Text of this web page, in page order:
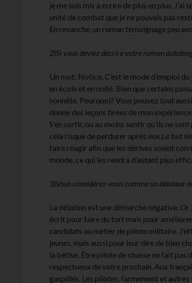
je me suis mis à écrire de plus en plus.
unité de combat que je ne pouvais pas
En revanche, un roman témoignage peu
2)Si vous deviez décrire votre roman
Un mot: Notice. C’est le mode d’emploi
en école et en unité. Bien que certains
honnête. Pourquoi? Vous pouvez tout
donne des leçons tirées de mon
S’en sortir, ou au moins sentir qu’ils ne
cela risque de perdurer après eux.Le but
faire réagir afin que les dérives soient
monde, ce qui les rendra d’autant plus
3)Vous considérez-vous comme un délateur
La délation est une démarche négative. Or
écrit pour faire du tort mais pour améliorer
candidats au métier de pilote militaire.
jeunes, mais aussi pour leur dire de bien
la bêtise. Être pilote de chasse ne fait pas
respectueux de votre prochain. Aux
gaspillés. Les pilotes, l’armement et